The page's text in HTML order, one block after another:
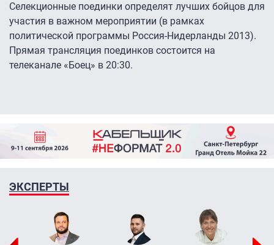
Селекционные поединки определят лучших бойцов для
участия в важном мероприятии (в рамках
политической программы Россия-Нидерланды 2013).
Прямая трансляция поединков состоится на
телеканале «Боец» в 20:30.
ЭКСПЕРТЫ